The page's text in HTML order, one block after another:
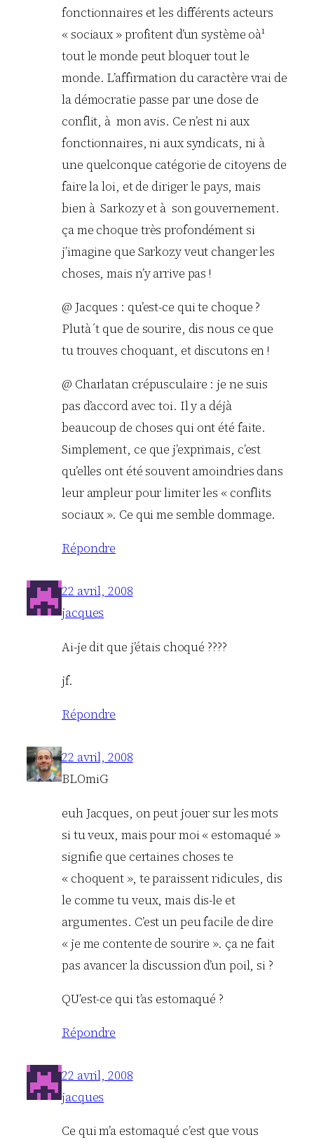
fonctionnaires et les différents acteurs
« sociaux » profitent d’un système oà¹
tout le monde peut bloquer tout le
monde. L’affirmation du caractère vrai de
la démocratie passe par une dose de
conflit, à mon avis. Ce n’est ni aux
fonctionnaires, ni aux syndicats, ni à
une quelconque catégorie de citoyens de
faire la loi, et de diriger le pays, mais
bien à Sarkozy et à son gouvernement.
ça me choque très profondément si
j’imagine que Sarkozy veut changer les
choses, mais n’y arrive pas !
@ Jacques : qu’est-ce qui te choque ?
Plutà´t que de sourire, dis nous ce que
tu trouves choquant, et discutons en !
@ Charlatan crépusculaire : je ne suis
pas d’accord avec toi. Il y a déjà
beaucoup de choses qui ont été faite.
Simplement, ce que j’exprimais, c’est
qu’elles ont été souvent amoindries dans
leur ampleur pour limiter les « conflits
sociaux ». Ce qui me semble dommage.
Répondre
22 avril, 2008
jacques
Ai-je dit que j’étais choqué ????
jf.
Répondre
22 avril, 2008
BLOmiG
euh Jacques, on peut jouer sur les mots
si tu veux, mais pour moi « estomaqué »
signifie que certaines choses te
« choquent », te paraissent ridicules, dis
le comme tu veux, mais dis-le et
argumentes. C’est un peu facile de dire
« je me contente de sourire ». ça ne fait
pas avancer la discussion d’un poil, si ?
QU’est-ce qui t’as estomaqué ?
Répondre
22 avril, 2008
jacques
Ce qui m’a estomaqué c’est que vous